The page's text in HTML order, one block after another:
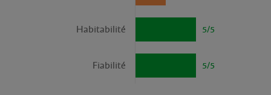
5/5
Habitabilité
5/5
Fiabilité